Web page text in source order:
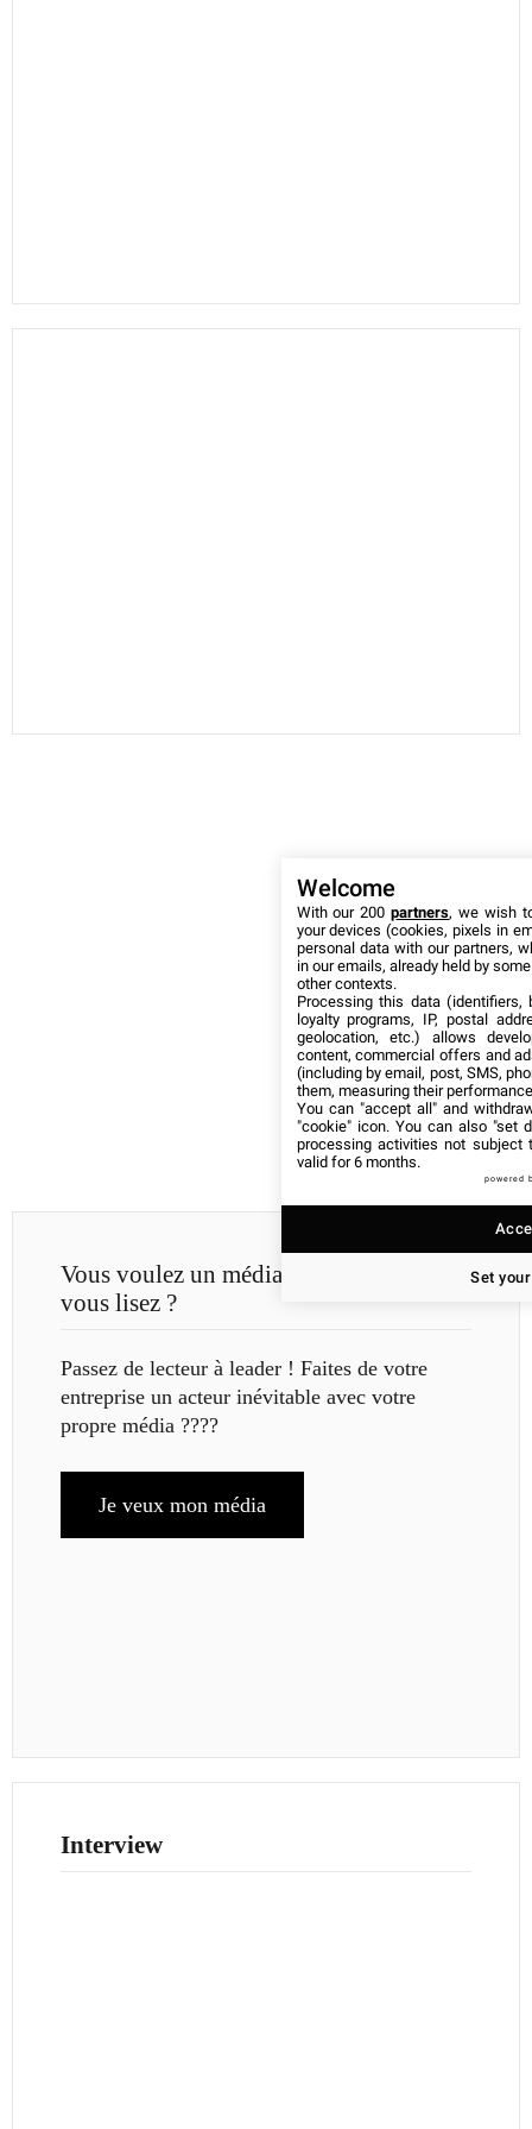
Vous voulez un média comme celui que
vous lisez ?
Passez de lecteur à leader ! Faites de votre
entreprise un acteur inévitable avec votre
propre média ????
Je veux mon média
Interview
Welcome
With our 200partners, we wish
your devices (cookies, pixels in
personal data with our partners,
in our emails, already held by
other contexts.
Processing this data (identifiers,
loyalty programs, IP, postal
geolocation, etc.) allows
content, commercial offers and
(including by email, post, SMS,
them, measuring their
You can "accept all" and
"cookie" icon. You can also "set
processing activities not subject
valid for 6 months.
powered
Set